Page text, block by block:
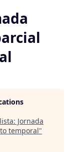
Jornada
temporal"